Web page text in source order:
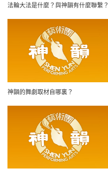
法輪大法是什麼？與神韻有什麼聯繫？
神韻的舞劇取材自哪裏？